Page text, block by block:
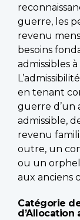
guerre, les
revenu
besoins
admissibles à
en tenant
guerre d’un
admissible,
revenu
outre, un
ou un
aux anciens
Catégorie
d’Allocation